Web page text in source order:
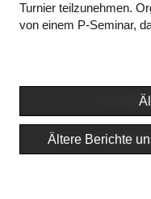
Turnier teilzunehmen.
von einem P-Seminar,
Ältere Berichte